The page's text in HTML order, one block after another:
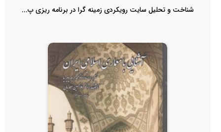
شناخت و تحلیل سایت رویکردی زمینه گرا در برنامه ریزی پ...